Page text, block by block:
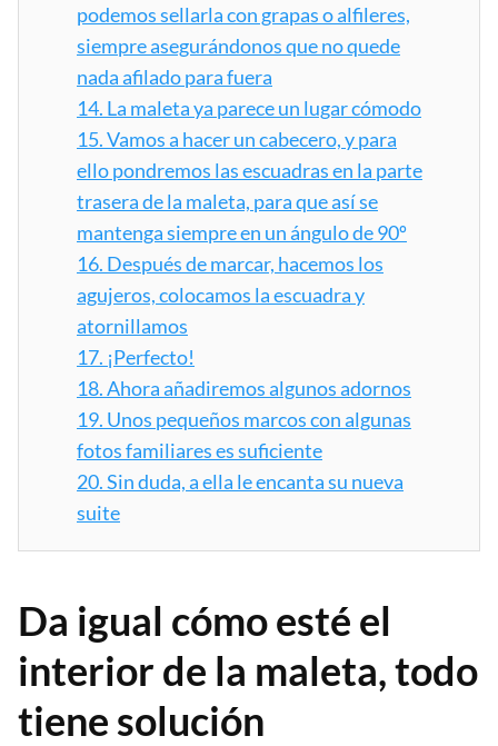
podemos sellarla con grapas o alfileres,
siempre asegurándonos que no quede
nada afilado para fuera
14. La maleta ya parece un lugar cómodo
15.Vamos a hacer un cabecero, y para
ello pondremos las escuadras en la parte
trasera de la maleta, para que así se
mantenga siempre en un ángulo de 90º
16. Después de marcar, hacemos los
agujeros, colocamos la escuadra y
atornillamos
17. ¡Perfecto!
18.Ahora añadiremos algunos adornos
19. Unos pequeños marcos con algunas
fotos familiares es suficiente
20.Sin duda, a ella le encanta su nueva
suite
Da igual cómo esté el
interior de la maleta, todo
tiene solución